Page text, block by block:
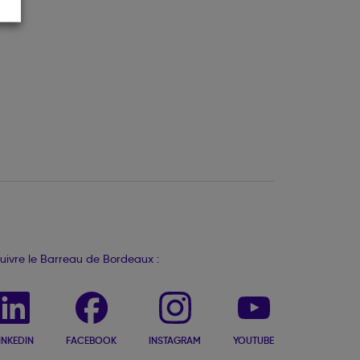
le Barreau de Bordeaux :
FACEBOOK INSTAGRAM YOUTUBE